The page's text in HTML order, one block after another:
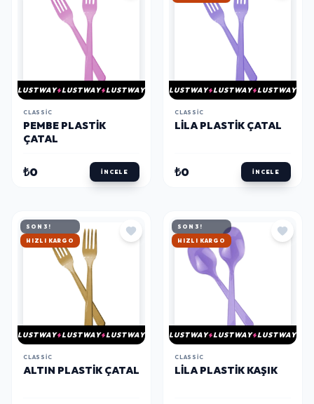
LUSTWAY LUSTWAY LUSTWAY
CLASSIC
PEMBE PLASTIK
ÇATAL
₺0 İNCELE
LUSTWAY LUSTWAY LUSTWAY
CLASSIC
LILA PLASTIK ÇATAL
₺0 İNCELE
SON 3!
HIZLI KARGO
LUSTWAY LUSTWAY LUSTWAY
CLASSIC
ALTIN PLASTIK ÇATAL
SON 3!
HIZLI KARGO
LUSTWAY LUSTWAY LUSTWAY
CLASSIC
LILA PLASTIK KAŞIK